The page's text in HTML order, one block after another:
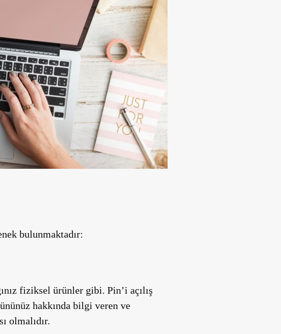
bulunmaktadır:
fiziksel ürünler gibi. Pin’i açılış
hakkında bilgi veren ve
olmalıdır.